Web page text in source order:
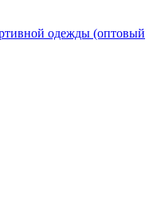
одежды (оптовый